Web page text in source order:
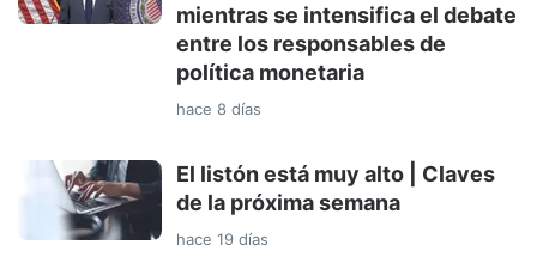
mientras se intensifica el debate
entre los responsables de
política monetaria
hace 8 días
El listón está muy alto | Claves
de la próxima semana
hace 19 días